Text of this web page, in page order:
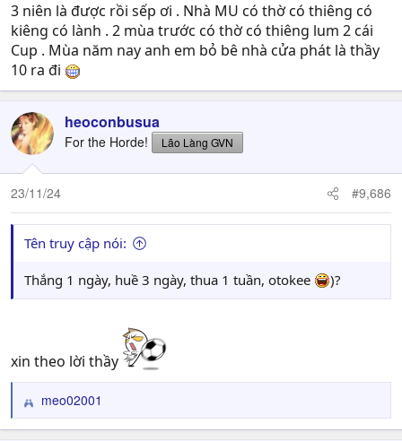
3 niên là được rồi sếp ơi . Nhà MU có thờ có thiêng có
kiêng có lành . 2 mùa trước có thờ có thiêng lum 2 cái
Cup . Mùa năm nay anh em bỏ bê nhà cửa phát là thầy
10 ra đi
heoconbusua
For the Horde! Lão Làng GVN
23/11/24 #9,686
Tên truy cập nói:
Thắng 1 ngày, huề 3 ngày, thua 1 tuần, otokee )?
xin theo lời thầy
R
e
meo02001